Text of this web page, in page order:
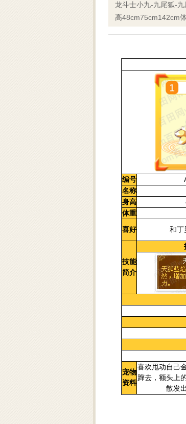
龙斗士小九-九尾狐-
高48cm75cm142cm
编号
名称
身高
体重
喜好
和丁
技能
简介
宠物
资料
喜欢甩动自己
蹿去，额头上
散发